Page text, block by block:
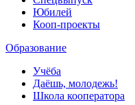
Юбилей
Кооп-проекты
Образование
Учёба
Даёшь, молодежь!
Школа кооператора